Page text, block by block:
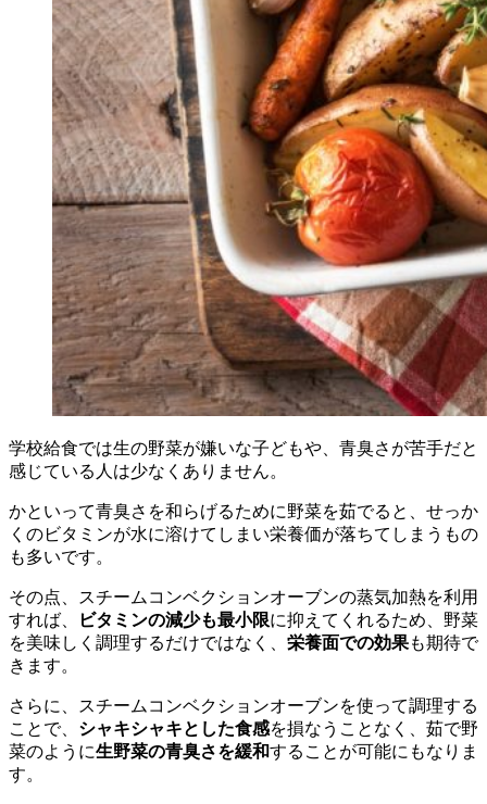
学校給食では生の野菜が嫌いな子どもや、青臭さが苦手だと
感じている人は少なくありません。
かといって青臭さを和らげるために野菜を茹でると、せっか
くのビタミンが水に溶けてしまい栄養価が落ちてしまうもの
も多いです。
その点、スチームコンベクションオーブンの蒸気加熱を利用
すれば、
ビタミンの減少も最小限に抑えてくれるため、野菜
を美味しく調理するだけではなく、 栄養面での効果も期待で
きます。
さらに、スチームコンベクションオーブンを使って調理する
ことで、 シャキシャキとした食感を損なうことなく、茹で野
菜のように生野菜の青臭さを緩和することが可能にもなりま
す。